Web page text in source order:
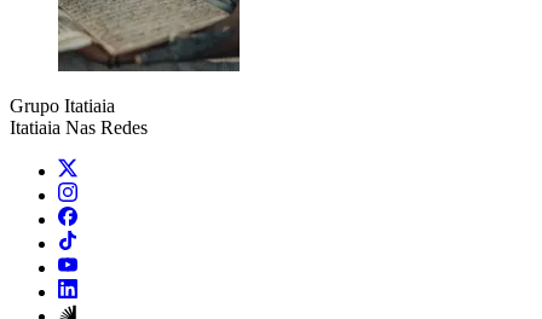
Grupo Itatiaia
Itatiaia Nas Redes